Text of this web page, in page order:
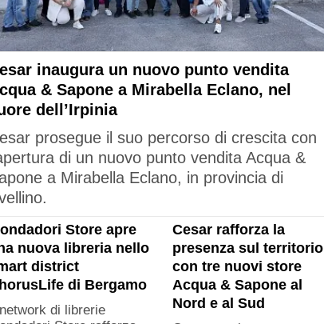
inaugura un nuovo punto vendita
& Sapone a Mirabella Eclano, nel
dell’Irpinia
prosegue il suo percorso di crescita con
di un nuovo punto vendita Acqua &
a Mirabella Eclano, in provincia di
Store apre
nuova libreria nello
district
di Bergamo
di librerie
Cesar rafforza la
presenza sul territorio
con tre nuovi store
Acqua & Sapone al
Nord e al Sud